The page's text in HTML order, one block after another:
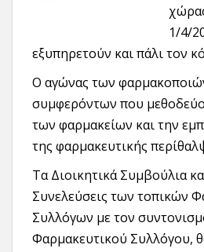
1/4/
εξυπηρετούν και πάλι τον
Ο αγώνας των
συμφερόντων που
των φαρμακείων και την
της φαρμακευτικής
Τα Διοικητικά Συμβούλια
Συνελεύσεις των τοπικών
Συλλόγων με τον
Φαρμακευτικού Συλλόγου,